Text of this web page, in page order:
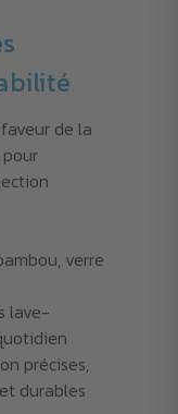
de la
verre
lave-
précises,
durables